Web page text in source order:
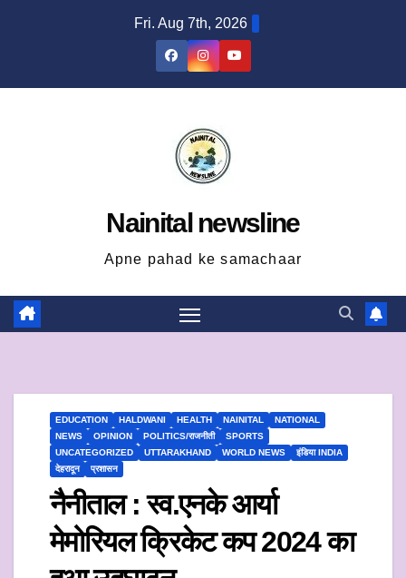
Fri. Aug 7th, 2026
Nainital newsline
Apne pahad ke samachaar
EDUCATION HALDWANI HEALTH NAINITAL
NATIONAL
NEWS
OPINION POLITICS/राजनीती
SPORTS
UNCATEGORIZED
UTTARAKHAND WORLD NEWS
इंडिया INDIA
देहरादून
प्रशासन
नैनीताल : स्व.एनके आर्या
मेमोरियल क्रिकेट कप 2024 का